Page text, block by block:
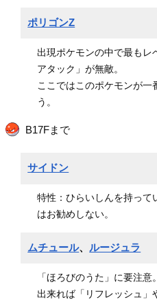
ポリゴンZ
出現ポケモンの中で最もレ
アタック」が無敵。
ここではこのポケモンが一
う。
B17Fまで
サイドン
特性：ひらいしんを持って
はお勧めしない。
ムチュール、 ルージュラ
「ほろびのうた」に要注意。
出来れば「リフレッシュ」